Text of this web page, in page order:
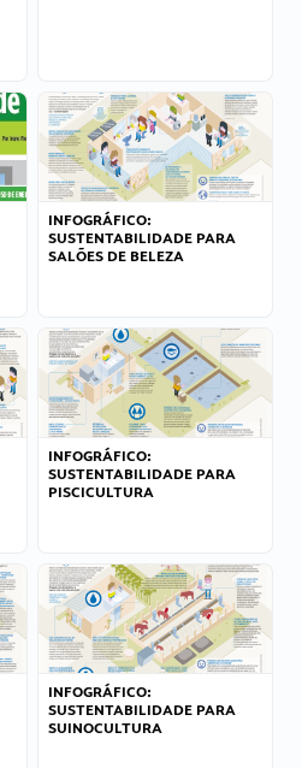
INFOGRÁFICO:
SUSTENTABILIDADE PARA
SALÕES DE BELEZA
INFOGRÁFICO:
SUSTENTABILIDADE PARA
PISCICULTURA
INFOGRÁFICO:
SUSTENTABILIDADE PARA
SUINOCULTURA